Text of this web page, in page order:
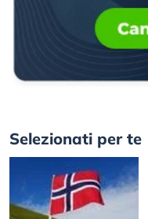
Selezionati per te